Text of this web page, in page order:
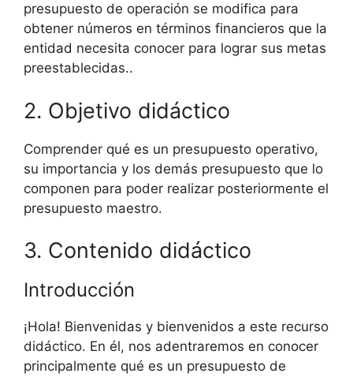
presupuesto de operación se modifica para
obtener números en términos financieros que la
entidad necesita conocer para lograr sus metas
preestablecidas..
2. Objetivo didáctico
Comprender qué es un presupuesto operativo,
su importancia y los demás presupuesto que lo
componen para poder realizar posteriormente el
presupuesto maestro.
3. Contenido didáctico
Introducción
¡Hola! Bienvenidas y bienvenidos a este recurso
didáctico. En él, nos adentraremos en conocer
principalmente qué es un presupuesto de